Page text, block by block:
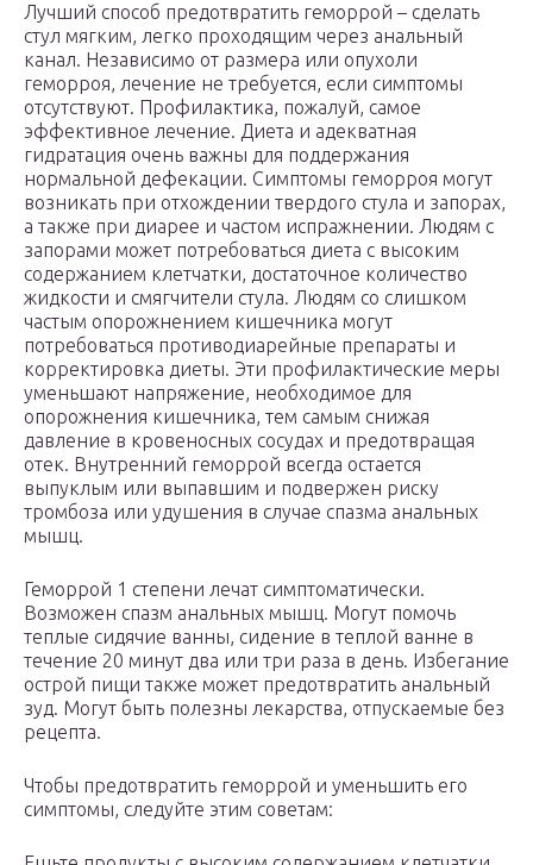
Лучший способ предотвратить геморрой – сделать
стул мягким, легко проходящим через анальный
канал. Независимо от размера или опухоли
геморроя, лечение не требуется, если симптомы
отсутствуют. Профилактика, пожалуй, самое
эффективное лечение. Диета и адекватная
гидратация очень важны для поддержания
нормальной дефекации. Симптомы геморроя могут
возникать при отхождении твердого стула и запорах,
а также при диарее и частом испражнении. Людям с
запорами может потребоваться диета с высоким
содержанием клетчатки, достаточное количество
жидкости и смягчители стула. Людям со слишком
частым опорожнением кишечника могут
потребоваться противодиарейные препараты и
корректировка диеты. Эти профилактические меры
уменьшают напряжение, необходимое для
опорожнения кишечника, тем самым снижая
давление в кровеносных сосудах и предотвращая
отек. Внутренний геморрой всегда остается
выпуклым или выпавшим и подвержен риску
тромбоза или удушения в случае спазма анальных
мышц.
Геморрой 1 степени лечат симптоматически.
Возможен спазм анальных мышц. Могут помочь
теплые сидячие ванны, сидение в теплой ванне в
течение 20 минут два или три раза в день. Избегание
острой пищи также может предотвратить анальный
зуд. Могут быть полезны лекарства, отпускаемые без
рецепта.
Чтобы предотвратить геморрой и уменьшить его
симптомы, следуйте этим советам: